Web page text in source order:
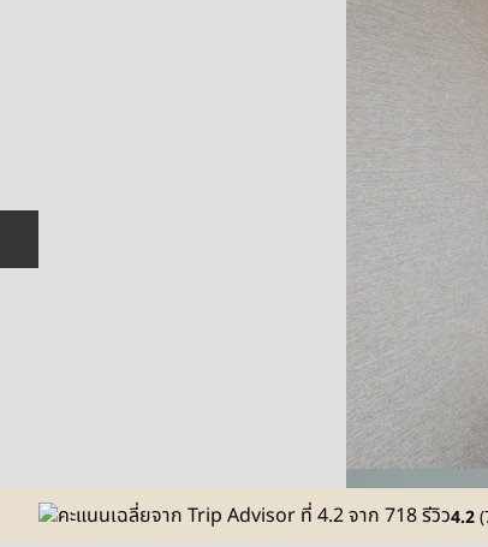
สไลด์ก่อนหน้า
4.2 (